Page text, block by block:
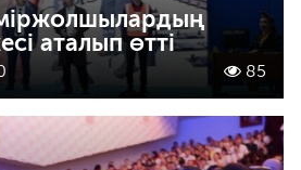
аталып өтті
85